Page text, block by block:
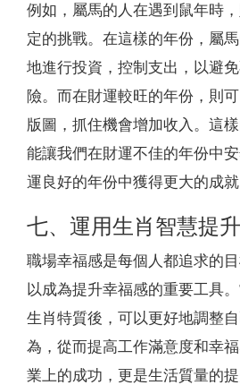
例如，屬馬的人在遇到鼠年時
定的挑戰。在這樣的年份，屬
地進行投資，控制支出，以避
險。而在財運較旺的年份，則
版圖，抓住機會增加收入。這
能讓我們在財運不佳的年份中
運良好的年份中獲得更大的成就
七、運用生肖智慧提
職場幸福感是每個人都追求的
以成為提升幸福感的重要工具
生肖特質後，可以更好地調整
為，從而提高工作滿意度和幸
業上的成功，更是生活質量的提